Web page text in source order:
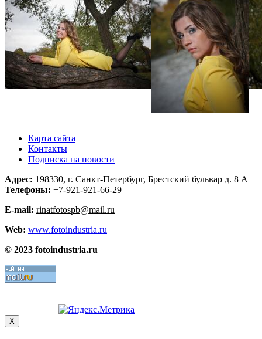
Карта сайта
Контакты
Подписка на новости
Адрес: 198330, г. Санкт-Петербург, Брестский бульвар д. 8 А
Телефоны: +7-921-921-66-29
E-mail: rinatfotospb@mail.ru
Web: www.fotoindustria.ru
© 2023 fotoindustria.ru
X